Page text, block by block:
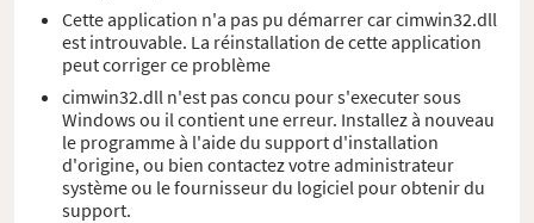
Cette application n'a pas pu démarrer car cimwin32.dll
est introuvable. La réinstallation de cette application
peut corriger ce problème
cimwin32.dll n'est pas concu pour s'executer sous
Windows ou il contient une erreur. Installez à nouveau
le programme à l'aide du support d'installation
d'origine, ou bien contactez votre administrateur
système ou le fournisseur du logiciel pour obtenir du
support.